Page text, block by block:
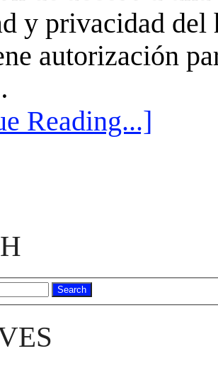
y privacidad del
autorización
Reading...]
Search